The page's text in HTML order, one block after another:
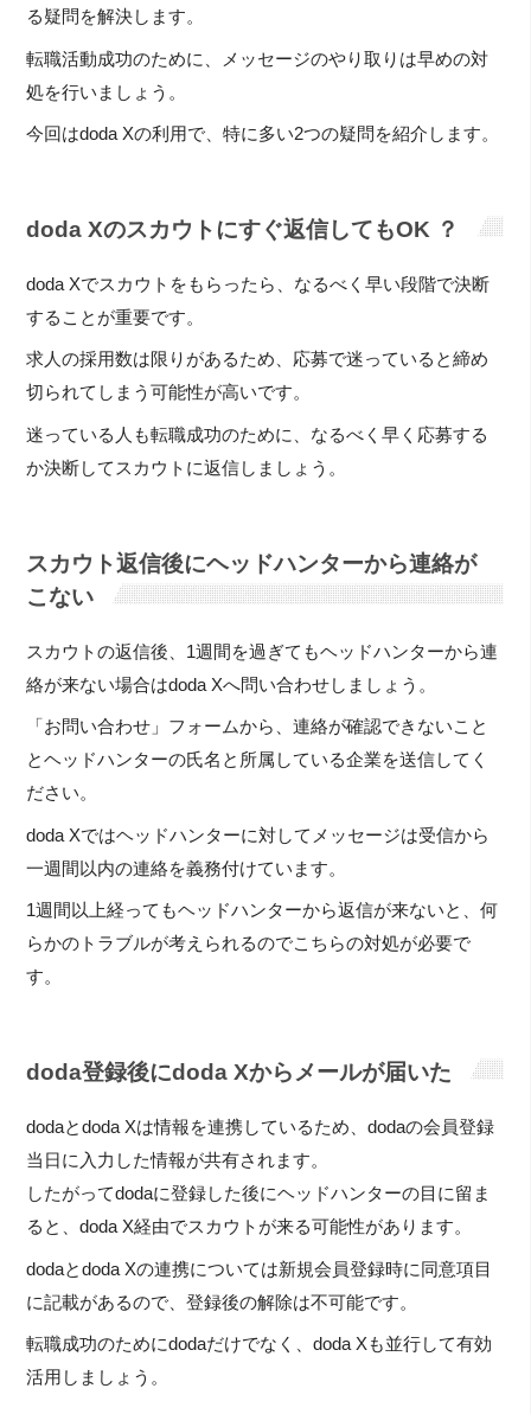
る疑問を解決します。
転職活動成功のために、メッセージのやり取りは早めの対
処を行いましょう。
今回はdoda Xの利用で、特に多い2つの疑問を紹介します。
doda Xのスカウトにすぐ返信してもOK ？
doda Xでスカウトをもらったら、なるべく早い段階で決断
することが重要です。
求人の採用数は限りがあるため、応募で迷っていると締め
切られてしまう可能性が高いです。
迷っている人も転職成功のために、なるべく早く応募する
か決断してスカウトに返信しましょう。
スカウト返信後にヘッドハンターから連絡が
こない
スカウトの返信後、1週間を過ぎてもヘッドハンターから連
絡が来ない場合はdoda Xへ問い合わせしましょう。
「お問い合わせ」フォームから、連絡が確認できないこと
とヘッドハンターの氏名と所属している企業を送信してく
ださい。
doda Xではヘッドハンターに対してメッセージは受信から
一週間以内の連絡を義務付けています。
1週間以上経ってもヘッドハンターから返信が来ないと、何
らかのトラブルが考えられるのでこちらの対処が必要で
す。
doda登録後にdoda Xからメールが届いた
dodaとdoda Xは情報を連携しているため、dodaの会員登録
当日に入力した情報が共有されます。
したがってdodaに登録した後にヘッドハンターの目に留ま
ると、doda X経由でスカウトが来る可能性があります。
dodaとdoda Xの連携については新規会員登録時に同意項目
に記載があるので、登録後の解除は不可能です。
転職成功のためにdodaだけでなく、doda Xも並行して有効
活用しましょう。